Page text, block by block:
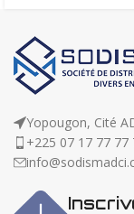
Yopougon, Cité
+225 07 17 77 77